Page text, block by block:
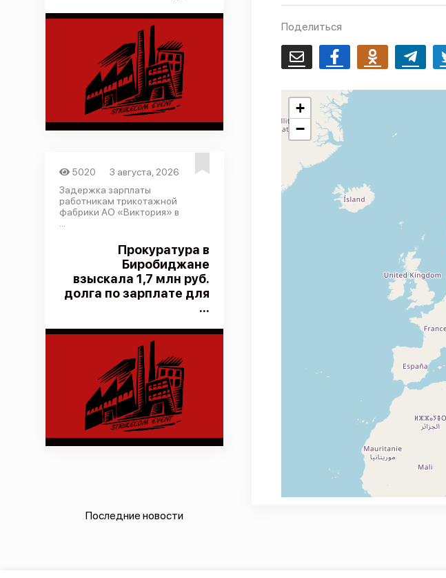
5020
3 августа, 2026
Задержка зарплаты
работникам трикотажной
фабрики АО «Виктория» в
Прокуратура в
Биробиджане
взыскала 1,7 млн руб.
долга по зарплате для
...
Последние новости
Поделиться
Email FacebookOdnoklassnikiTelegram
+
−